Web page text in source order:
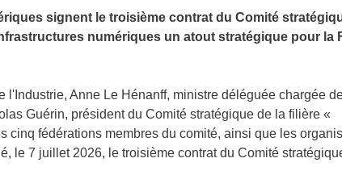
signent le troisième contrat du Comité
numériques un atout stratégique pour la
l'Industrie, Anne Le Hénanff, ministre déléguée chargée
Guérin, président du Comité stratégique de la filière «
cinq fédérations membres du comité, ainsi que les
le 7 juillet 2026, le troisième contrat du Comité